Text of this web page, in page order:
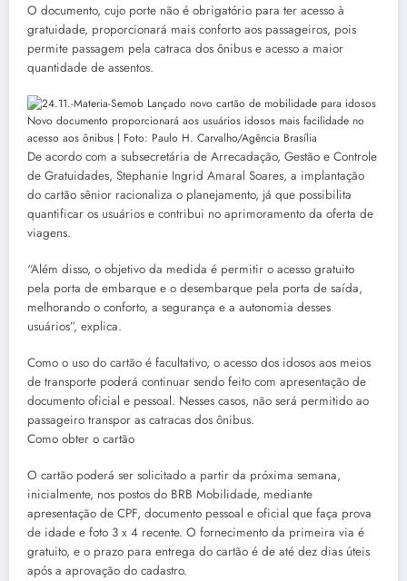
O documento, cujo porte não é obrigatório para ter acesso à
gratuidade, proporcionará mais conforto aos passageiros, pois
permite passagem pela catraca dos ônibus e acesso a maior
quantidade de assentos.
Novo documento proporcionará aos usuários idosos mais facilidade no
acesso aos ônibus | Foto: Paulo H. Carvalho/Agência Brasília
De acordo com a subsecretária de Arrecadação, Gestão e Controle
de Gratuidades, Stephanie Ingrid Amaral Soares, a implantação
do cartão sênior racionaliza o planejamento, já que possibilita
quantificar os usuários e contribui no aprimoramento da oferta de
viagens.
“Além disso, o objetivo da medida é permitir o acesso gratuito
pela porta de embarque e o desembarque pela porta de saída,
melhorando o conforto, a segurança e a autonomia desses
usuários”, explica.
Como o uso do cartão é facultativo, o acesso dos idosos aos meios
de transporte poderá continuar sendo feito com apresentação de
documento oficial e pessoal. Nesses casos, não será permitido ao
passageiro transpor as catracas dos ônibus.
Como obter o cartão
O cartão poderá ser solicitado a partir da próxima semana,
inicialmente, nos postos do BRB Mobilidade, mediante
apresentação de CPF, documento pessoal e oficial que faça prova
de idade e foto 3 x 4 recente. O fornecimento da primeira via é
gratuito, e o prazo para entrega do cartão é de até dez dias úteis
após a aprovação do cadastro.